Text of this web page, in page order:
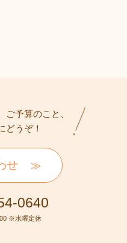
予算のこと、
どうぞ！
せ
0640
※水曜定休